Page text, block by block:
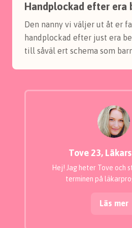
Handplockad efter era
Den nanny vi väljer ut åt er
handplockad efter just era
till såväl ert schema som
Tove 23,
Hej! Jag heter Tove och
terminen på
Läs mer